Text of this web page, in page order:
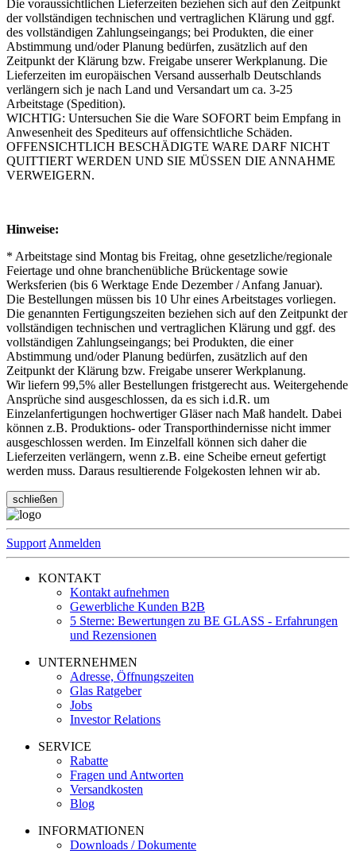
Die voraussichtlichen Lieferzeiten beziehen sich auf den Zeitpunkt
der vollständigen technischen und vertraglichen Klärung und ggf.
des vollständigen Zahlungseingangs; bei Produkten, die einer
Abstimmung und/oder Planung bedürfen, zusätzlich auf den
Zeitpunkt der Klärung bzw. Freigabe unserer Werkplanung. Die
Lieferzeiten im europäischen Versand ausserhalb Deutschlands
verlängern sich je nach Land und Versandart um ca. 3-25
Arbeitstage (Spedition).
WICHTIG: Untersuchen Sie die Ware SOFORT beim Empfang in
Anwesenheit des Spediteurs auf offensichtliche Schäden.
OFFENSICHTLICH BESCHÄDIGTE WARE DARF NICHT
QUITTIERT WERDEN UND SIE MÜSSEN DIE ANNAHME
VERWEIGERN.
Hinweise:
* Arbeitstage sind Montag bis Freitag, ohne gesetzliche/regionale
Feiertage und ohne branchenübliche Brückentage sowie
Werksferien (bis 6 Werktage Ende Dezember / Anfang Januar).
Die Bestellungen müssen bis 10 Uhr eines Arbeitstages vorliegen.
Die genannten Fertigungszeiten beziehen sich auf den Zeitpunkt der
vollständigen technischen und vertraglichen Klärung und ggf. des
vollständigen Zahlungseingangs; bei Produkten, die einer
Abstimmung und/oder Planung bedürfen, zusätzlich auf den
Zeitpunkt der Klärung bzw. Freigabe unserer Werkplanung.
Wir liefern 99,5% aller Bestellungen fristgerecht aus. Weitergehende
Ansprüche sind ausgeschlossen, da es sich i.d.R. um
Einzelanfertigungen hochwertiger Gläser nach Maß handelt. Dabei
können z.B. Produktions- oder Transporthindernisse nicht immer
ausgeschlossen werden. Im Einzelfall können sich daher die
Lieferzeiten verlängern, wenn z.B. eine Scheibe erneut gefertigt
werden muss. Daraus resultierende Folgekosten lehnen wir ab.
schließen
SupportAnmelden
KONTAKT
Kontakt aufnehmen
Gewerbliche Kunden B2B
5 Sterne: Bewertungen zu BE GLASS - Erfahrungen
und Rezensionen
UNTERNEHMEN
Adresse, Öffnungszeiten
Glas Ratgeber
Jobs
Investor Relations
SERVICE
Rabatte
Fragen und Antworten
Versandkosten
Blog
INFORMATIONEN
Downloads / Dokumente